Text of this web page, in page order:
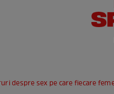
sex pe care fiecare femeie trebuie să le ştie!